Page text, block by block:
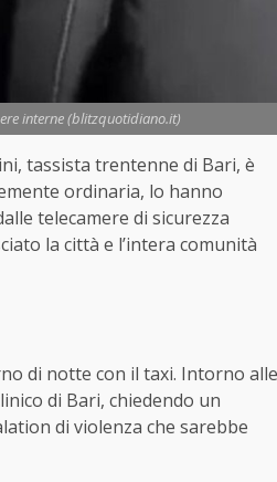
interne (blitzquotidiano.it)
tassista trentenne di Bari, è
ordinaria, lo hanno
telecamere di sicurezza
la città e l’intera comunità
di notte con il taxi. Intorno alle
di Bari, chiedendo un
di violenza che sarebbe